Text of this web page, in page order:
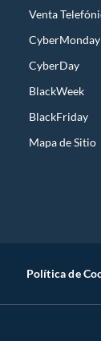
Venta
CyberMonday
CyberDay
BlackWeek
BlackFriday
Mapa de Sitio
Política de